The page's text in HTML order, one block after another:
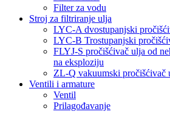
Filter za vodu
Stroj za filtriranje ulja
LYC-A dvostupanjski
LYC-B Trostupanjski
FLYJ-S pročišćivač ulja od
na eksploziju
ZL-Q vakuumski pročišćivač
Ventili i armature
Ventil
Prilagođavanje